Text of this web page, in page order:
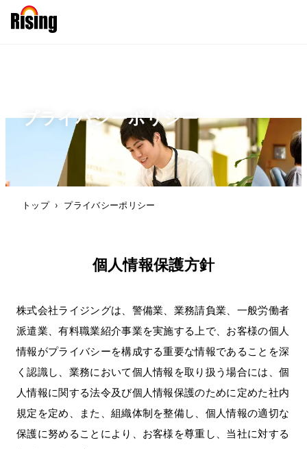
プライバシーポリシー
トップ › プライバシーポリシー
個人情報保護方針
株式会社ライジングは、警備業、業務請負業、一般労働者
派遣業、有料職業紹介事業を実施する上で、お客様の個人
情報がプライバシーを構成する重要な情報であることを深
く認識し、業務において個人情報を取り扱う場合には、個
人情報に関する法令及び個人情報保護のために定めた社内
規定を定め、また、組織体制を整備し、個人情報の適切な
保護に努めることにより、お客様を尊重し、当社に対する